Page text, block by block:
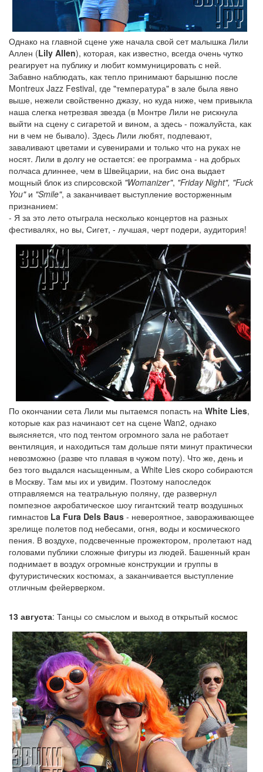
Однако на главной сцене уже начала свой сет малышка Лили
Аллен (Lily Allen), которая, как известно, всегда очень чутко
реагирует на публику и любит коммуницировать с ней.
Забавно наблюдать, как тепло принимают барышню после
Montreux Jazz Festival, где "температура" в зале была явно
выше, нежели свойственно джазу, но куда ниже, чем привыкла
наша слегка нетрезвая звезда (в Монтре Лили не рискнула
выйти на сцену с сигаретой и вином, а здесь - пожалуйста, как
ни в чем не бывало). Здесь Лили любят, подпевают,
заваливают цветами и сувенирами и только что на руках не
носят. Лили в долгу не остается: ее программа - на добрых
полчаса длиннее, чем в Швейцарии, на бис она выдает
мощный блок из спирсовской "Womanizer", "Friday Night", "Fuck
You"и "Smile", а заканчивает выступление восторженным
признанием:
- Я за это лето отыграла несколько концертов на разных
фестивалях, но вы, Сигет, - лучшая, черт подери, аудитория!
По окончании сета Лили мы пытаемся попасть на White Lies,
которые как раз начинают сет на сцене Wan2, однако
выясняется, что под тентом огромного зала не работает
вентиляция, и находиться там дольше пяти минут практически
невозможно (разве что плавая в чужом поту). Что же, день и
без того выдался насыщенным, а White Lies скоро собираются
в Москву. Там мы их и увидим. Поэтому напоследок
отправляемся на театральную поляну, где развернул
помпезное акробатическое шоу гигантский театр воздушных
гимнастов La Fura Dels Baus - невероятное, завораживающее
зрелище полетов под небесами, огня, воды и космического
пения. В воздухе, подсвеченные прожектором, пролетают над
головами публики сложные фигуры из людей. Башенный кран
поднимает в воздух огромные конструкции и группы в
футуристических костюмах, а заканчивается выступление
отличным фейерверком.
13 августа: Танцы со смыслом и выход в открытый космос